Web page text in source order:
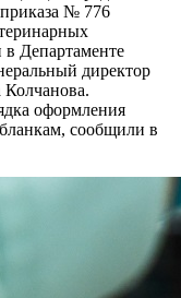
№ 776
Департаменте
директор
Колчанова.
оформления
сообщили в